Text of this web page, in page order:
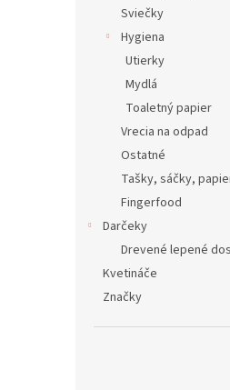
Sviečky
Hygiena
Utierky
Mydlá
Toaletný papier
Vrecia na odpad
Ostatné
Tašky, sáčky,
Fingerfood
Darčeky
Drevené lepené
Kvetináče
Značky